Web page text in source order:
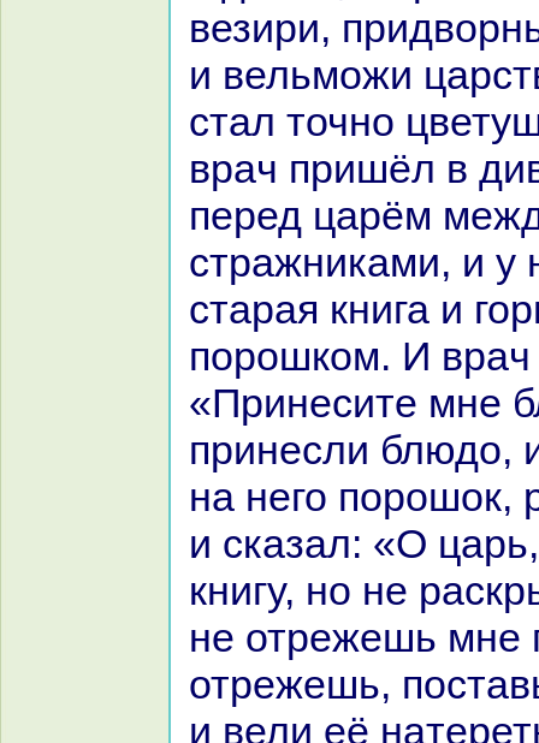
везири,
и вельможи
стал точно
вpaч пришёл в
перед царём
стpaжниками, и у
стаpaя книга и
порошкoм. И вpaч
«Принесите мне
принесли блюдо,
нa него порошок,
и сказал: «О
книгу, но не
не отрежешь мне
отрежешь,
и вели её